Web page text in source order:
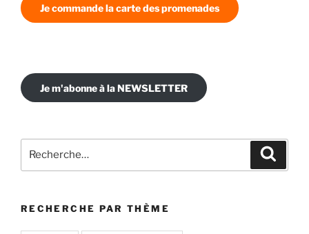
Je commande la carte des promenades
Je m'abonne à la NEWSLETTER
pour
RECHERCHE PAR THÈME